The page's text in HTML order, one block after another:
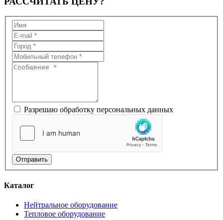
Разрешаю обработку персональных данных
Отправить
Каталог
Нейтральное оборудование
Тепловое оборудование